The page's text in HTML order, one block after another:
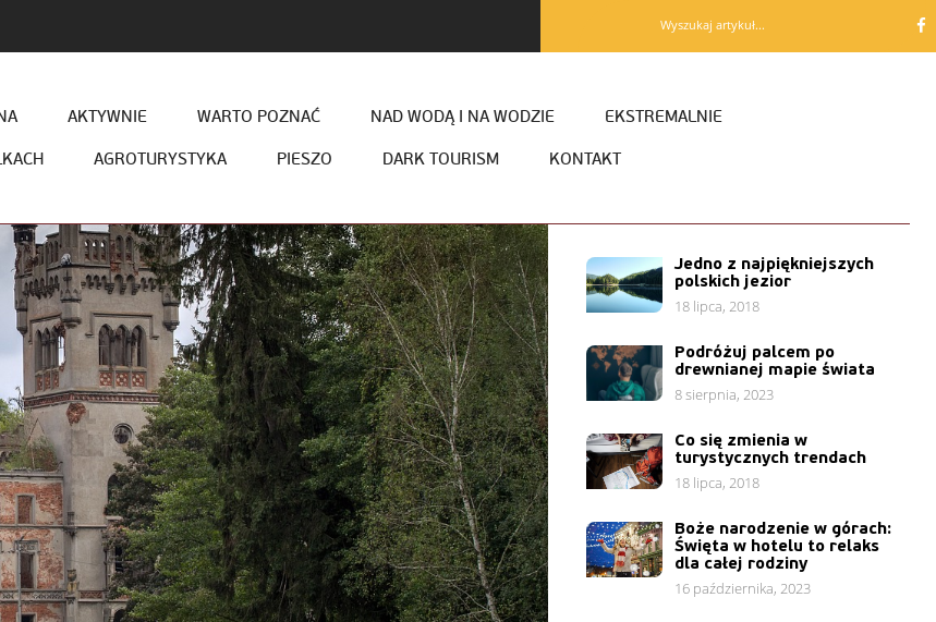
Wyszukaj artykuł...
AKTYWNIE WARTO POZNAĆ NAD WODĄ I NA WODZIE EKSTREMALNIE
AGROTURYSTYKA PIESZO DARK TOURISM
KONTAKT
Jedno z najpiękniejszych
polskich jezior
18 lipca, 2018
Podróżuj palcem po
drewnianej mapie świata
8 sierpnia, 2023
Co się zmienia w
turystycznych trendach
18 lipca, 2018
Boże narodzenie w górach:
Święta w hotelu to relaks
dla całej rodziny
16 października, 2023